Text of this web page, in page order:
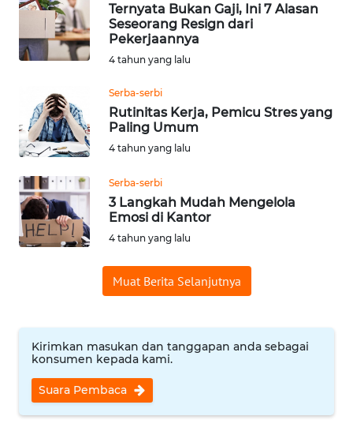
Ternyata Bukan Gaji, Ini 7 Alasan
Seseorang Resign dari
Pekerjaannya
4 tahun yang lalu
Serba-serbi
Rutinitas Kerja, Pemicu Stres yang
Paling Umum
4 tahun yang lalu
Serba-serbi
3 Langkah Mudah Mengelola
Emosi di Kantor
4 tahun yang lalu
Muat Berita Selanjutnya
Kirimkan masukan dan tanggapan anda sebagai
konsumen kepada kami.
Suara Pembaca
WN
SUMEDANG
WN
CIANJUR
WN
SERIBU
WN
TANGERANG
WN
CIREBON
WN
INDRAMAYU